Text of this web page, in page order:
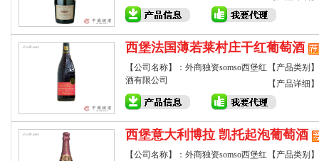
西堡法国薄若莱村庄干红葡萄酒
【公司名称】：外商独资somso西堡红
酒有限公司
【产品类别
【产品详细
西堡意大利博拉 凯托起泡葡萄酒
【公司名称】：外商独资somso西堡红
【产品类别